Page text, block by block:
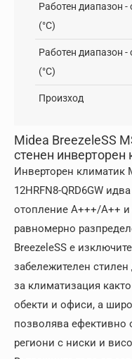
Работен диапазон
(°C)
Работен диапазон -
(°C)
Произход
Midea BreezeleSS
стенен инверторен
Инверторен климатик
12HRFN8-QRD6GW
отопление А+++/A++ и
равномерно
BreezeleSS е
забележителен
за климатизация
обекти и офиси, а
позволява ефективно
региони с ниски и